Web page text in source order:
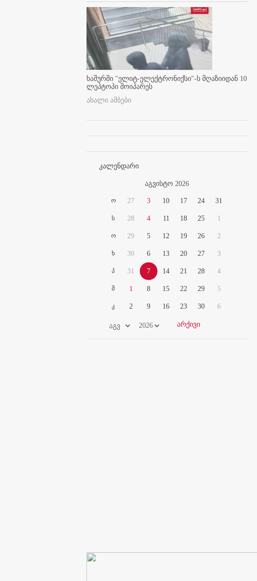
ხაშურში "ელიტ-ელექტრონიქსი"-ს მღაზიიდან 10
ლეპტოპი მოიპარეს
ახალი ამბები
კალენდარი
აგვისტო 2026
ო
ს
ო
ხ
პ
შ
კ
27
28
29
30
31
1
2
3
4
5
6
7
8
9
10
11
12
13
14
15
16
17
18
19
20
21
22
23
24
25
26
27
28
29
30
31
1
2
3
4
5
6